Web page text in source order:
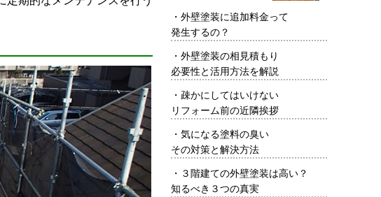
・ 外壁塗装に追加料金って
発生するの？
・ 外壁塗装の相見積もり
必要性と活用方法を解説
・ 疎かにしてはいけない
リフォーム前の近隣挨拶
・ 気になる塗料の臭い
その対策と解決方法
・ ３階建ての外壁塗装は高い？
知るべき３つの真実